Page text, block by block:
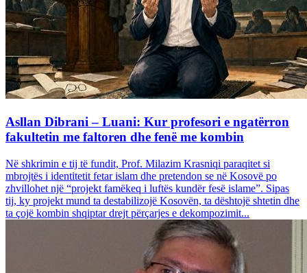
Asllan Dibrani – Luani: Kur profesori e ngatërron
fakultetin me faltoren dhe fenë me kombin
Në shkrimin e tij të fundit, Prof. Milazim Krasniqi paraqitet si
mbrojtës i identitetit fetar islam dhe pretendon se në Kosovë po
zhvillohet një “projekt famëkeq i luftës kundër fesë islame”. Sipas
tij, ky projekt mund ta destabilizojë Kosovën, ta dështojë shtetin dhe
ta çojë kombin shqiptar drejt përçarjes e dekompozimit...